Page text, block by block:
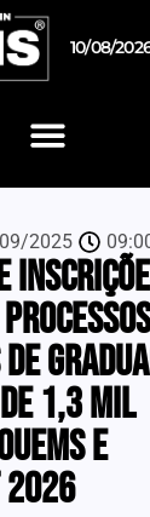
10/08/
2025
1,3 mil
e
2026